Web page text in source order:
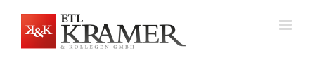
springen